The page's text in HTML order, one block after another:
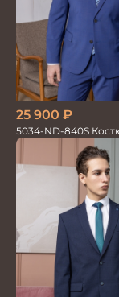
25 900 ₽
5034-ND-840S
мужской двойка